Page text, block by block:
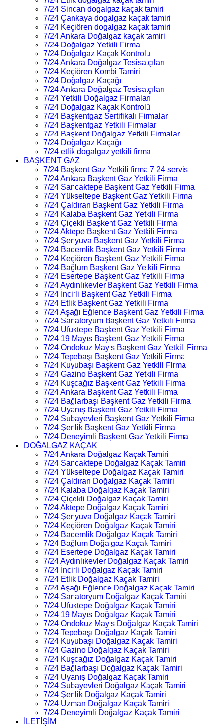
7/24 Sincan dogalgaz kaçak tamiri
7/24 Çankaya dogalgaz kaçak tamiri
7/24 Keçiören dogalgaz kaçak tamiri
7/24 Ankara Doğalgaz kaçak tamiri
7/24 Doğalgaz Yetkili Firma
7/24 Doğalgaz Kaçak Kontrolu
7/24 Ankara Doğalgaz Tesisatçıları
7/24 Keçiören Kombi Tamiri
7/24 Doğalgaz Kaçağı
7/24 Ankara Doğalgaz Tesisatçıları
7/24 Yetkili Doğalgaz Firmaları
7/24 Doğalgaz Kaçak Kontrolü
7/24 Başkentgaz Sertifikalı Firmalar
7/24 Başkentgaz Yetkili Firmalar
7/24 Başkent Doğalgaz Yetkili Firmalar
7/24 Doğalgaz Kaçağı
7/24 etlik dogalgaz yetkili firma
BAŞKENT GAZ
7/24 Başkent Gaz Yetkili firma 7 24 servis
7/24 Ankara Başkent Gaz Yetkili Firma
7/24 Sancaktepe Başkent Gaz Yetkili Firma
7/24 Yükseltepe Başkent Gaz Yetkili Firma
7/24 Çaldıran Başkent Gaz Yetkili Firma
7/24 Kalaba Başkent Gaz Yetkili Firma
7/24 Çiçekli Başkent Gaz Yetkili Firma
7/24 Aktepe Başkent Gaz Yetkili Firma
7/24 Şenyuva Başkent Gaz Yetkili Firma
7/24 Bademlik Başkent Gaz Yetkili Firma
7/24 Keçiören Başkent Gaz Yetkili Firma
7/24 Bağlum Başkent Gaz Yetkili Firma
7/24 Esertepe Başkent Gaz Yetkili Firma
7/24 Aydınlıkevler Başkent Gaz Yetkili Firma
7/24 İncirli Başkent Gaz Yetkili Firma
7/24 Etlik Başkent Gaz Yetkili Firma
7/24 Aşağı Eğlence Başkent Gaz Yetkili Firma
7/24 Sanatoryum Başkent Gaz Yetkili Firma
7/24 Ufuktepe Başkent Gaz Yetkili Firma
7/24 19 Mayıs Başkent Gaz Yetkili Firma
7/24 Ondokuz Mayıs Başkent Gaz Yetkili Firma
7/24 Tepebaşı Başkent Gaz Yetkili Firma
7/24 Kuyubaşı Başkent Gaz Yetkili Firma
7/24 Gazino Başkent Gaz Yetkili Firma
7/24 Kuşcağız Başkent Gaz Yetkili Firma
7/24 Ankara Başkent Gaz Yetkili Firma
7/24 Bağlarbaşı Başkent Gaz Yetkili Firma
7/24 Uyanış Başkent Gaz Yetkili Firma
7/24 Subayevleri Başkent Gaz Yetkili Firma
7/24 Şenlik Başkent Gaz Yetkili Firma
7/24 Deneyimli Başkent Gaz Yetkili Firma
DOĞALGAZ KAÇAK
7/24 Ankara Doğalgaz Kaçak Tamiri
7/24 Sancaktepe Doğalgaz Kaçak Tamiri
7/24 Yükseltepe Doğalgaz Kaçak Tamiri
7/24 Çaldıran Doğalgaz Kaçak Tamiri
7/24 Kalaba Doğalgaz Kaçak Tamiri
7/24 Çiçekli Doğalgaz Kaçak Tamiri
7/24 Aktepe Doğalgaz Kaçak Tamiri
7/24 Şenyuva Doğalgaz Kaçak Tamiri
7/24 Keçiören Doğalgaz Kaçak Tamiri
7/24 Bademlik Doğalgaz Kaçak Tamiri
7/24 Bağlum Doğalgaz Kaçak Tamiri
7/24 Esertepe Doğalgaz Kaçak Tamiri
7/24 Aydınlıkevler Doğalgaz Kaçak Tamiri
7/24 İncirli Doğalgaz Kaçak Tamiri
7/24 Etlik Doğalgaz Kaçak Tamiri
7/24 Aşağı Eğlence Doğalgaz Kaçak Tamiri
7/24 Sanatoryum Doğalgaz Kaçak Tamiri
7/24 Ufuktepe Doğalgaz Kaçak Tamiri
7/24 19 Mayıs Doğalgaz Kaçak Tamiri
7/24 Ondokuz Mayıs Doğalgaz Kaçak Tamiri
7/24 Tepebaşı Doğalgaz Kaçak Tamiri
7/24 Kuyubaşı Doğalgaz Kaçak Tamiri
7/24 Gazino Doğalgaz Kaçak Tamiri
7/24 Kuşcağız Doğalgaz Kaçak Tamiri
7/24 Bağlarbaşı Doğalgaz Kaçak Tamiri
7/24 Uyanış Doğalgaz Kaçak Tamiri
7/24 Subayevleri Doğalgaz Kaçak Tamiri
7/24 Şenlik Doğalgaz Kaçak Tamiri
7/24 Uzman Doğalgaz Kaçak Tamiri
7/24 Deneyimli Doğalgaz Kaçak Tamiri
İLETİŞİM